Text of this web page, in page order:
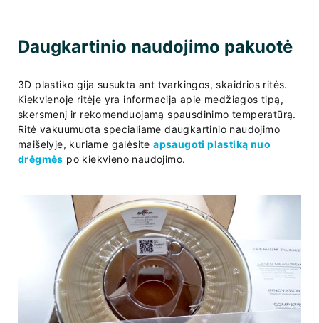
Daugkartinio naudojimo pakuotė
3D plastiko gija susukta ant tvarkingos, skaidrios ritės.
Kiekvienoje ritėje yra informacija apie medžiagos tipą,
skersmenį ir rekomenduojamą spausdinimo temperatūrą.
Ritė vakuumuota specialiame daugkartinio naudojimo
maišelyje, kuriame galėsiteapsaugoti plastiką nuo
drėgmės po kiekvieno naudojimo.